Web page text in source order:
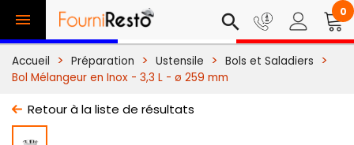
 search 0
Accueil Préparation Ustensile
Bols et Saladiers
Bol Mélangeur en Inox - 3,3 L - ø 259 mm
Retour à la liste de résultats